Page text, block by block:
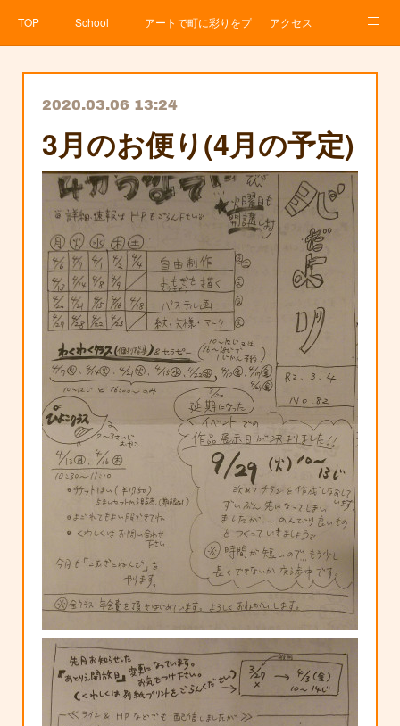
TOP School アートで町に彩りをプロジェクト
アクセス
2020.03.06 13:24
3月のお便り(4月の予定)